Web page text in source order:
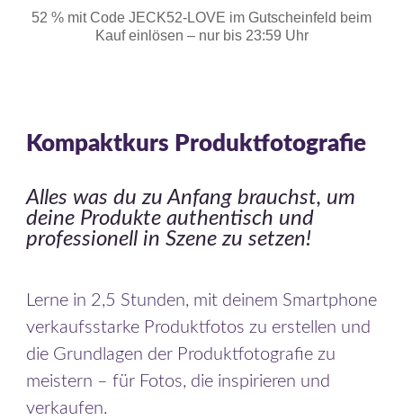
52 % mit Code JECK52-LOVE im Gutscheinfeld beim
Kauf einlösen – nur bis 23:59 Uhr
Kompaktkurs Produktfotografie
Alles was du zu Anfang brauchst, um
deine Produkte authentisch und
professionell in Szene zu setzen!
Lerne in 2,5 Stunden, mit deinem Smartphone
verkaufsstarke Produktfotos zu erstellen und
die Grundlagen der Produktfotografie zu
meistern – für Fotos, die inspirieren und
verkaufen.